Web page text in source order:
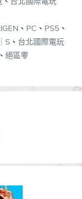
、 PC 、 PS5 、
S 、 台北國際電玩
、 絕區零